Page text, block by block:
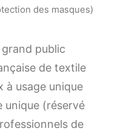
des masques)
public
de textile
à usage unique
unique (réservé
de